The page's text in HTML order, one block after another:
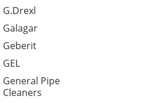
G.Drexl
Galagar
Geberit
GEL
General Pipe
Cleaners